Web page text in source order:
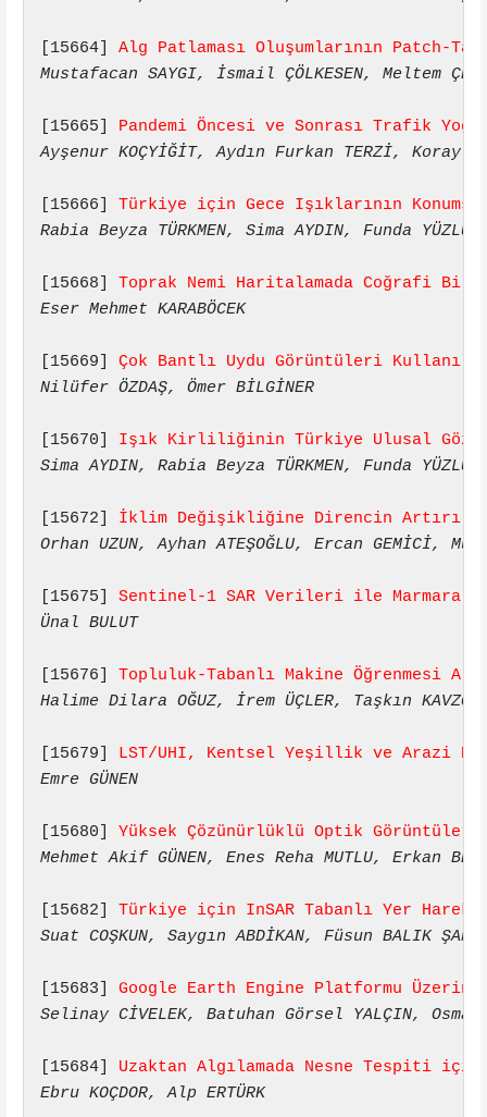
[15664] Alg Patlaması Oluşumlarının
Mustafacan SAYGI, İsmail ÇÖLKESEN, Meltem
[15665] Pandemi Öncesi ve Sonrası Trafik
Ayşenur KOÇYİĞİT, Aydın Furkan TERZİ, Koray
[15666] Türkiye için Gece Işıklarının
Rabia Beyza TÜRKMEN, Sima AYDIN, Funda
[15668] Toprak Nemi Haritalamada Coğrafi
Eser Mehmet KARABÖCEK
[15669] Çok Bantlı Uydu Görüntüleri
Nilüfer ÖZDAŞ, Ömer BİLGİNER
[15670] Işık Kirliliğinin Türkiye Ulusal
Sima AYDIN, Rabia Beyza TÜRKMEN, Funda
[15672] İklim Değişikliğine Direncin
Orhan UZUN, Ayhan ATEŞOĞLU, Ercan GEMİCİ,
[15675] Sentinel-1 SAR Verileri ile Marmara
Ünal BULUT
[15676] Topluluk-Tabanlı Makine Öğrenmesi
Halime Dilara OĞUZ, İrem ÜÇLER, Taşkın
[15679] LST/UHI, Kentsel Yeşillik ve Arazi
Emre GÜNEN
[15680] Yüksek Çözünürlüklü Optik Görüntüler
Mehmet Akif GÜNEN, Enes Reha MUTLU, Erkan
[15682] Türkiye için InSAR Tabanlı Yer
Suat COŞKUN, Saygın ABDİKAN, Füsun BALIK
[15683] Google Earth Engine Platformu
Selinay CİVELEK, Batuhan Görsel YALÇIN, Osman
[15684] Uzaktan Algılamada Nesne Tespiti
Ebru KOÇDOR, Alp ERTÜRK